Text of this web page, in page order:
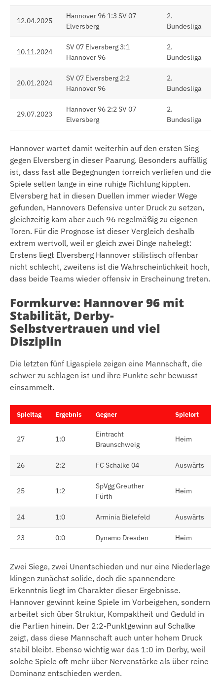
12.04.2025
Hannover 96 1:3 SV 07
Elversberg
2.
Bundesliga
10.11.2024
SV 07 Elversberg 3:1
Hannover 96
2.
Bundesliga
20.01.2024
SV 07 Elversberg 2:2
Hannover 96
2.
Bundesliga
29.07.2023
Hannover 96 2:2 SV 07
Elversberg
2.
Bundesliga
Hannover wartet damit weiterhin auf den ersten Sieg
gegen Elversberg in dieser Paarung. Besonders auffällig
ist, dass fast alle Begegnungen torreich verliefen und die
Spiele selten lange in eine ruhige Richtung kippten.
Elversberg hat in diesen Duellen immer wieder Wege
gefunden, Hannovers Defensive unter Druck zu setzen,
gleichzeitig kam aber auch 96 regelmäßig zu eigenen
Toren. Für die Prognose ist dieser Vergleich deshalb
extrem wertvoll, weil er gleich zwei Dinge nahelegt:
Erstens liegt Elversberg Hannover stilistisch offenbar
nicht schlecht, zweitens ist die Wahrscheinlichkeit hoch,
dass beide Teams wieder offensiv in Erscheinung treten.
Formkurve: Hannover 96 mit
Stabilität, Derby-
Selbstvertrauen und viel
Disziplin
Die letzten fünf Ligaspiele zeigen eine Mannschaft, die
schwer zu schlagen ist und ihre Punkte sehr bewusst
einsammelt.
Spieltag Ergebnis Gegner Spielort
27 1:0
Eintracht
Braunschweig
Heim
26 2:2 FC Schalke 04 Auswärts
25 1:2
SpVgg Greuther
Fürth
Heim
24 1:0 Arminia Bielefeld Auswärts
23 0:0 Dynamo Dresden Heim
Zwei Siege, zwei Unentschieden und nur eine Niederlage
klingen zunächst solide, doch die spannendere
Erkenntnis liegt im Charakter dieser Ergebnisse.
Hannover gewinnt keine Spiele im Vorbeigehen, sondern
arbeitet sich über Struktur, Kompaktheit und Geduld in
die Partien hinein. Der 2:2-Punktgewinn auf Schalke
zeigt, dass diese Mannschaft auch unter hohem Druck
stabil bleibt. Ebenso wichtig war das 1:0 im Derby, weil
solche Spiele oft mehr über Nervenstärke als über reine
Dominanz entschieden werden.